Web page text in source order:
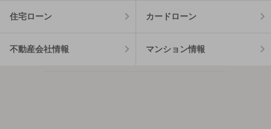
住宅ローン カードローン
不動産会社情報 マンション情報